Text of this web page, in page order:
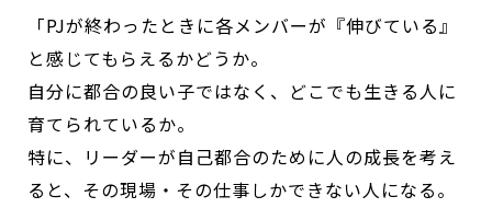
「PJが終わったときに各メンバーが『伸びている』
と感じてもらえるかどうか。
自分に都合の良い子ではなく、どこでも生きる人に
育てられているか。
特に、リーダーが自己都合のために人の成長を考え
ると、その現場・その仕事しかできない人になる。